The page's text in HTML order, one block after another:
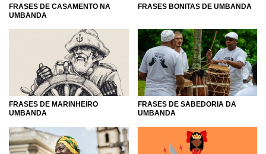
FRASES DE CASAMENTO NA
UMBANDA
FRASES BONITAS DE UMBANDA
FRASES DE MARINHEIRO
UMBANDA
FRASES DE SABEDORIA DA
UMBANDA